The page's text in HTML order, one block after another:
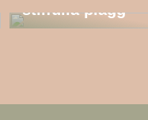
stilfulla plagg